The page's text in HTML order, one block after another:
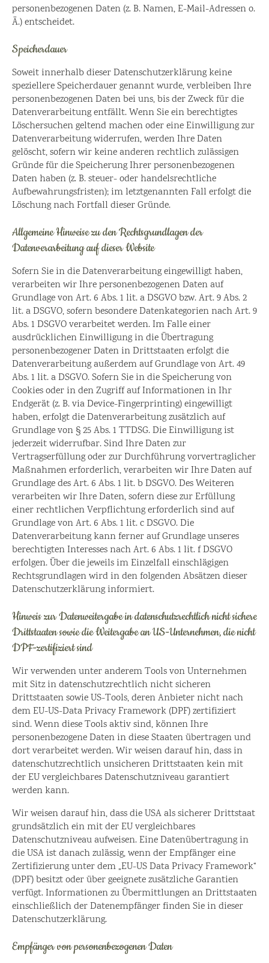
personenbezogenen Daten (z. B. Namen, E-Mail-Adressen o.
Ä.) entscheidet.
Speicherdauer
Soweit innerhalb dieser Datenschutzerklärung keine
speziellere Speicherdauer genannt wurde, verbleiben Ihre
personenbezogenen Daten bei uns, bis der Zweck für die
Datenverarbeitung entfällt. Wenn Sie ein berechtigtes
Löschersuchen geltend machen oder eine Einwilligung zur
Datenverarbeitung widerrufen, werden Ihre Daten
gelöscht, sofern wir keine anderen rechtlich zulässigen
Gründe für die Speicherung Ihrer personenbezogenen
Daten haben (z. B. steuer- oder handelsrechtliche
Aufbewahrungsfristen); im letztgenannten Fall erfolgt die
Löschung nach Fortfall dieser Gründe.
Allgemeine Hinweise zu den Rechtsgrundlagen der
Datenverarbeitung auf dieser Website
Sofern Sie in die Datenverarbeitung eingewilligt haben,
verarbeiten wir Ihre personenbezogenen Daten auf
Grundlage von Art. 6 Abs. 1 lit. a DSGVO bzw. Art. 9 Abs. 2
lit. a DSGVO, sofern besondere Datenkategorien nach Art. 9
Abs. 1 DSGVO verarbeitet werden. Im Falle einer
ausdrücklichen Einwilligung in die Übertragung
personenbezogener Daten in Drittstaaten erfolgt die
Datenverarbeitung außerdem auf Grundlage von Art. 49
Abs. 1 lit. a DSGVO. Sofern Sie in die Speicherung von
Cookies oder in den Zugriff auf Informationen in Ihr
Endgerät (z. B. via Device-Fingerprinting) eingewilligt
haben, erfolgt die Datenverarbeitung zusätzlich auf
Grundlage von § 25 Abs. 1 TTDSG. Die Einwilligung ist
jederzeit widerrufbar. Sind Ihre Daten zur
Vertragserfüllung oder zur Durchführung vorvertraglicher
Maßnahmen erforderlich, verarbeiten wir Ihre Daten auf
Grundlage des Art. 6 Abs. 1 lit. b DSGVO. Des Weiteren
verarbeiten wir Ihre Daten, sofern diese zur Erfüllung
einer rechtlichen Verpflichtung erforderlich sind auf
Grundlage von Art. 6 Abs. 1 lit. c DSGVO. Die
Datenverarbeitung kann ferner auf Grundlage unseres
berechtigten Interesses nach Art. 6 Abs. 1 lit. f DSGVO
erfolgen. Über die jeweils im Einzelfall einschlägigen
Rechtsgrundlagen wird in den folgenden Absätzen dieser
Datenschutzerklärung informiert.
Hinweis zur Datenweitergabe in datenschutzrechtlich nicht sichere
Drittstaaten sowie die Weitergabe an US-Unternehmen, die nicht
DPF-zertifiziert sind
Wir verwenden unter anderem Tools von Unternehmen
mit Sitz in datenschutzrechtlich nicht sicheren
Drittstaaten sowie US-Tools, deren Anbieter nicht nach
dem EU-US-Data Privacy Framework (DPF) zertifiziert
sind. Wenn diese Tools aktiv sind, können Ihre
personenbezogene Daten in diese Staaten übertragen und
dort verarbeitet werden. Wir weisen darauf hin, dass in
datenschutzrechtlich unsicheren Drittstaaten kein mit
der EU vergleichbares Datenschutzniveau garantiert
werden kann.
Wir weisen darauf hin, dass die USA als sicherer Drittstaat
grundsätzlich ein mit der EU vergleichbares
Datenschutzniveau aufweisen. Eine Datenübertragung in
die USA ist danach zulässig, wenn der Empfänger eine
Zertifizierung unter dem „EU-US Data Privacy Framework“
(DPF) besitzt oder über geeignete zusätzliche Garantien
verfügt. Informationen zu Übermittlungen an Drittstaaten
einschließlich der Datenempfänger finden Sie in dieser
Datenschutzerklärung.
Empfänger von personenbezogenen Daten